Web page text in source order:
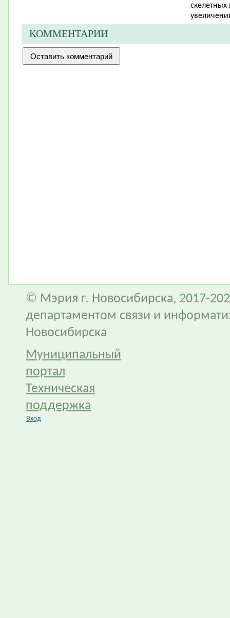
скелетных
КОММЕНТАРИИ
© Мэрия г. Новосибирска, 2017-
департаментом связи и
Новосибирска
Муниципальный
портал
Техническая
поддержка
Вход